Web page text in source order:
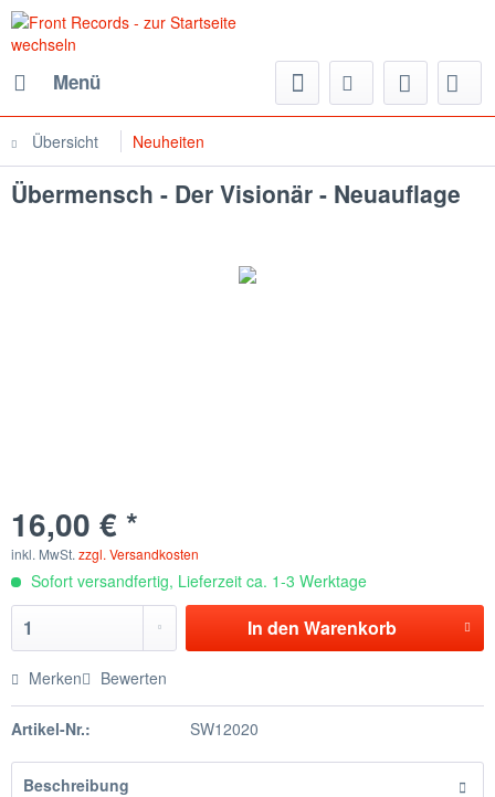
Menü
Übersicht Neuheiten
Übermensch - Der Visionär - Neuauflage
16,00 € *
inkl. MwSt. zzgl. Versandkosten
Sofort versandfertig, Lieferzeit ca. 1-3 Werktage
In den Warenkorb
Merken Bewerten
Artikel-Nr.: SW12020
Beschreibung